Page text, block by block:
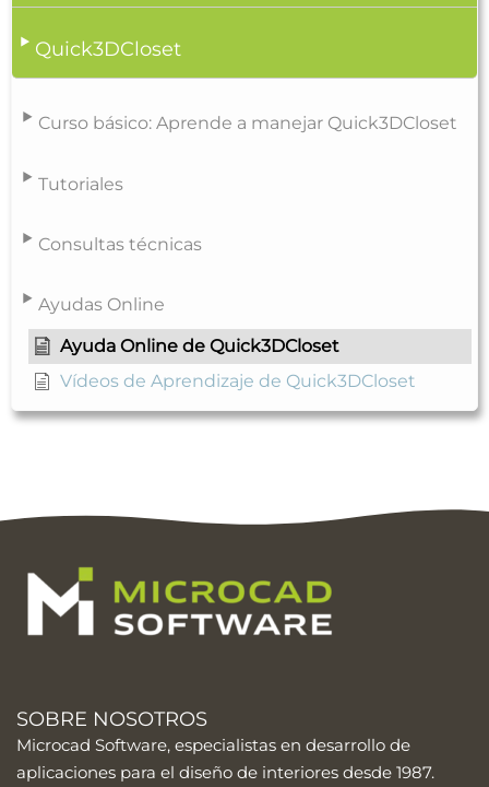
Quick3DCloset
Curso básico: Aprende a manejar Quick3DCloset
Tutoriales
Consultas técnicas
Ayudas Online
Ayuda Online de Quick3DCloset
Vídeos de Aprendizaje de Quick3DCloset
SOBRE NOSOTROS
Microcad Software, especialistas en desarrollo de
aplicaciones para el diseño de interiores desde 1987.